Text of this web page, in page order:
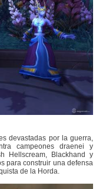
devastadas por la guerra,
campeones draenei y
Hellscream, Blackhand y
para construir una defensa
de la Horda.